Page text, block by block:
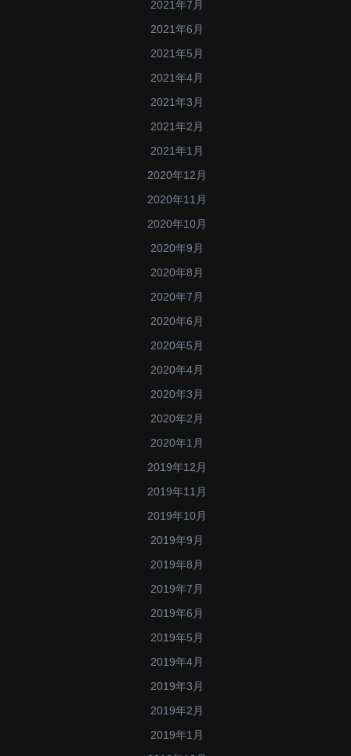
2021年7月
2021年6月
2021年5月
2021年4月
2021年3月
2021年2月
2021年1月
2020年12月
2020年11月
2020年10月
2020年9月
2020年8月
2020年7月
2020年6月
2020年5月
2020年4月
2020年3月
2020年2月
2020年1月
2019年12月
2019年11月
2019年10月
2019年9月
2019年8月
2019年7月
2019年6月
2019年5月
2019年4月
2019年3月
2019年2月
2019年1月